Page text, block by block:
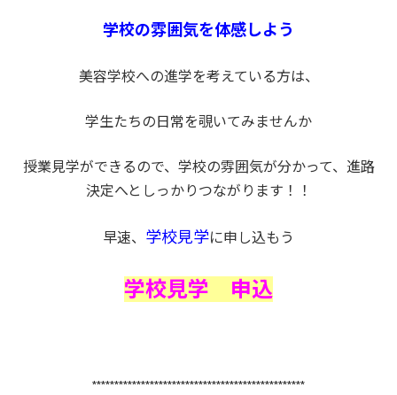
学校の雰囲気を体感しよう
美容学校への進学を考えている方は、
学生たちの日常を覗いてみませんか
授業見学ができるので、学校の雰囲気が分かって、進路
決定へとしっかりつながります！！
早速、 学校見学に申し込もう
学校見学 申込
************************************************